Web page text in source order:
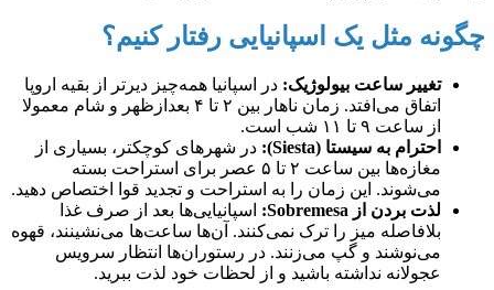
چگونه مثل یک اسپانیایی رفتار کنیم؟
تغییر ساعت بیولوژیک: در اسپانیا همه‌چیز دیرتر از بقیه اروپا
اتفاق می‌افتد. زمان ناهار بین ۲ تا ۴ بعدازظهر و شام معمولا
از ساعت ۹ تا ۱۱ شب است.
احترام به سیستا (Siesta):
در شهرهای کوچکتر، بسیاری از
مغازه‌ها بین ساعت ۲ تا ۵ عصر برای استراحت بسته
می‌شوند. این زمان را به استراحت و تجدید قوا اختصاص دهید.
لذت بردن از Sobremesa:
اسپانیایی‌ها بعد از صرف غذا
بلافاصله میز را ترک نمی‌کنند. آن‌ها ساعت‌ها می‌نشینند، قهوه
می‌نوشند و گپ می‌زنند. در رستوران‌ها انتظار سرویس
عجولانه نداشته باشید و از لحظات خود لذت ببرید.